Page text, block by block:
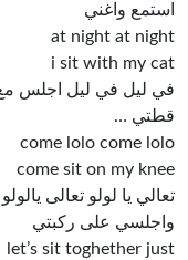
استمع واغني
at night at night
i sit with my cat
في ليل في ليل اجلس
قطتي …
come lolo come lolo
come sit on my knee
تعالي يا لولو تعالى يالولو
واجلسي على ركبتي
let’s sit toghether just